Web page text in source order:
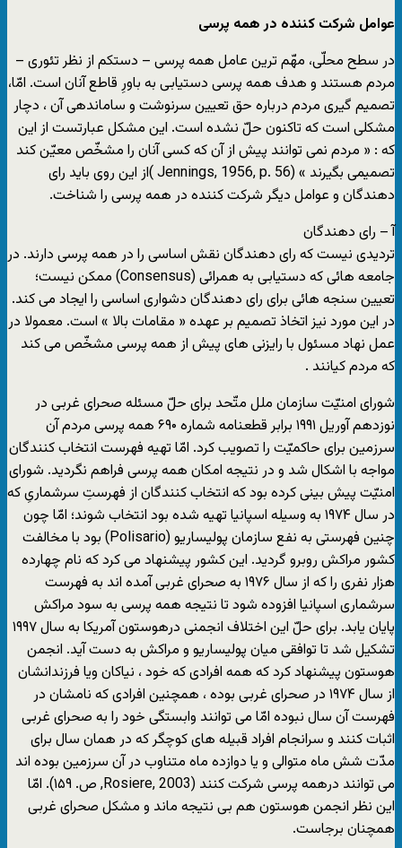
عوامل شرکت کننده در همه پرسی
در سطح محلّی، مهّم ترین عامل همه پرسی – دستکم از نظر تئوری –
مردم هستند و هدف همه پرسی دستیابی به باورِ قاطع آنان است. امّا،
تصمیم گیری مردم درباره حق تعیین سرنوشت و ساماندهی آن ، دچار
مشکلی است که تاکنون حلّ نشده است. این مشکل عبارتست از این
که : « مردم نمی توانند پیش از آن که کسی آنان را مشخّص معیّن کند
تصمیمی بگیرند » (Jennings, 1956, p. 56 )از این روی باید رای
دهندگان و عوامل دیگر شرکت کننده در همه پرسی را شناخت.
آ – رای دهندگان
تردیدی نیست که رای دهندگان نقش اساسی را در همه پرسی دارند. در
جامعه هائی که دستیابی به همرائی (Consensus) ممکن نیست؛
تعیین سنجه هائی برای رای دهندگان دشواری اساسی را ایجاد می کند.
در این مورد نیز اتخاذ تصمیم بر عهده « مقامات بالا » است. معمولا در
عمل نهاد مسئول با رایزنی های پیش از همه پرسی مشخّص می کند
که مردم کیانند .
شورای امنیّت سازمان ملل متّحد برای حلّ مسئله صحرای غربی در
نوزدهم آوریل ۱۹۹۱ برابر قطعنامه شماره ۶۹۰ همه پرسی مردم آن
سرزمین برای حاکمیّت را تصویب کرد. امّا تهیه فهرست انتخاب کنندگان
مواجه با اشکال شد و در نتیجه امکان همه پرسی فراهم نگردید. شورای
امنیّت پیش بینی کرده بود که انتخاب کنندگان از فهرستِ سرشماریِ که
در سال ۱۹۷۴ به وسیله اسپانیا تهیه شده بود انتخاب شوند؛ امّا چون
چنین فهرستی به نفع سازمان پولیساریو (Polisario) بود با مخالفت
کشور مراکش روبرو گردید. این کشور پیشنهاد می کرد که نام چهارده
هزار نفری را که از سال ۱۹۷۶ به صحرای غربی آمده اند به فهرست
سرشماری اسپانیا افزوده شود تا نتیجه همه پرسی به سود مراکش
پایان یابد. برای حلّ این اختلاف انجمنی درهوستون آمریکا به سال ۱۹۹۷
تشکیل شد تا توافقی میان پولیساریو و مراکش به دست آید. انجمن
هوستون پیشنهاد کرد که همه افرادی که خود ، نیاکان ویا فرزندانشان
از سال ۱۹۷۴ در صحرای غربی بوده ، همچنین افرادی که نامشان در
فهرست آن سال نبوده امّا می توانند وابستگی خود را به صحرای غربی
اثبات کنند و سرانجام افراد قبیله های کوچگر که در همان سال برای
مدّت شش ماه متوالی و یا دوازده ماه متناوب در آن سرزمین بوده اند
می توانند درهمه پرسی شرکت کنند (Rosiere, 2003, ص. ۱۵۹). امّا
این نظر انجمن هوستون هم بی نتیجه ماند و مشکل صحرای غربی
همچنان برجاست.